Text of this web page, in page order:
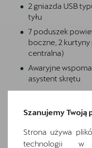
2 gniazda USB
tyłu
7 poduszek
boczne, 2
centralna)
Awaryjne
asystent skrętu
Dwupoziomowa
Extended
Gniazdo 12V z
Szanujemy Twoją
Strona używa
technologii w